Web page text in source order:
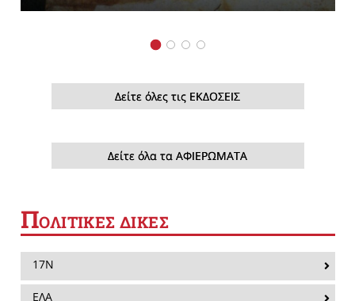
Δείτε όλες τις ΕΚΔΟΣΕΙΣ
Δείτε όλα τα ΑΦΙΕΡΩΜΑΤΑ
ΠΟΛΙΤΙΚΕΣ ΔΙΚΕΣ
17Ν
ΕΛΑ